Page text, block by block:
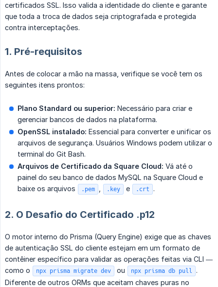
certificados SSL. Isso valida a identidade do cliente e garante
que toda a troca de dados seja criptografada e protegida
contra interceptações.
1. Pré-requisitos
Antes de colocar a mão na massa, verifique se você tem os
seguintes itens prontos:
Plano Standard ou superior: Necessário para criar e
gerenciar bancos de dados na plataforma.
OpenSSL instalado: Essencial para converter e unificar os
arquivos de segurança. Usuários Windows podem utilizar o
terminal do Git Bash.
Arquivos de Certificado da Square Cloud: Vá até o
painel do seu banco de dados MySQL na Square Cloud e
baixe os arquivos
.pem .key e .crt .
2. O Desafio do Certificado .p12
O motor interno do Prisma (Query Engine) exige que as chaves
de autenticação SSL do cliente estejam em um formato de
contêiner específico para validar as operações feitas via CLI —
como o
npx prisma migrate dev ou npx prisma db pull .
Diferente de outros ORMs que aceitam chaves puras no